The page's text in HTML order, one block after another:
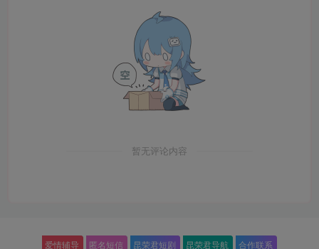
暂无评论内容
爱情辅导 匿名短信 昆荣君短剧 昆荣君导航 合作联系